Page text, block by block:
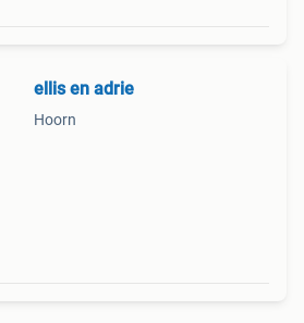
ellis en adrie
Hoorn